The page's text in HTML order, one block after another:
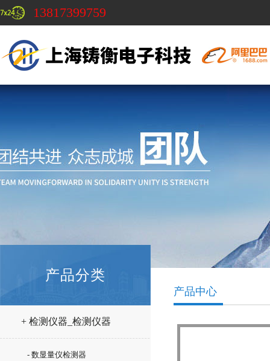
13817399759
产品分类
+ 检测仪器_检测仪器
- 数显量仪检测器
产品中心